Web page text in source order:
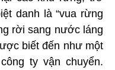
danh là “vua rừng
rời sang nước láng
biết đến như một
ty vận chuyển.